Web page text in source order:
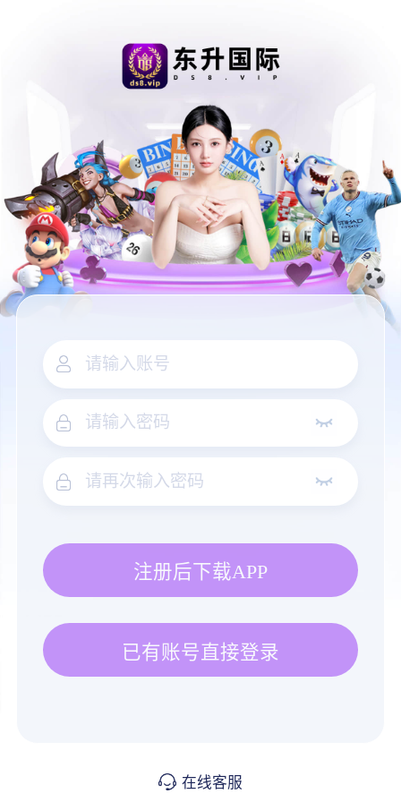
注册后下载APP
已有账号直接登录
在线客服